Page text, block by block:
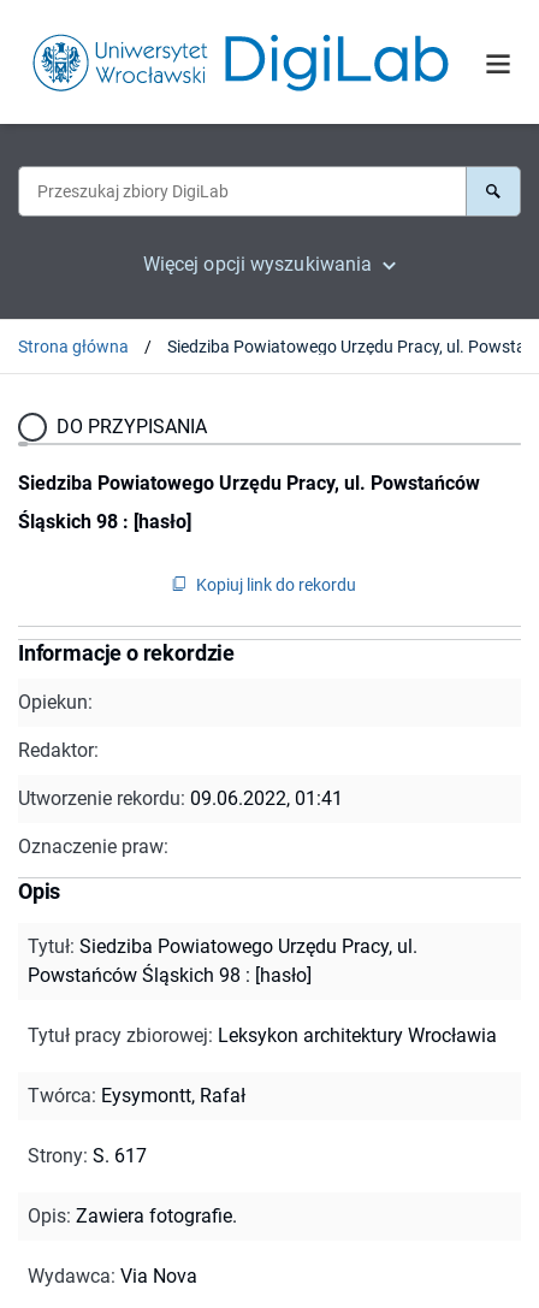
Więcej opcji wyszukiwania
Strona główna
DO PRZYPISANIA
Siedziba Powiatowego Urzędu Pracy, ul. Powstańców
Śląskich 98 : [hasło]
Kopiuj link do rekordu
Informacje o rekordzie
Opiekun:
Redaktor:
Utworzenie rekordu: 09.06.2022, 01:41
Oznaczenie praw:
Opis
Tytuł: Siedziba Powiatowego Urzędu Pracy, ul.
Powstańców Śląskich 98 : [hasło]
Tytuł pracy zbiorowej: Leksykon architektury Wrocławia
Twórca: Eysymontt, Rafał
Strony: S. 617
Opis: Zawiera fotografie.
Wydawca: Via Nova